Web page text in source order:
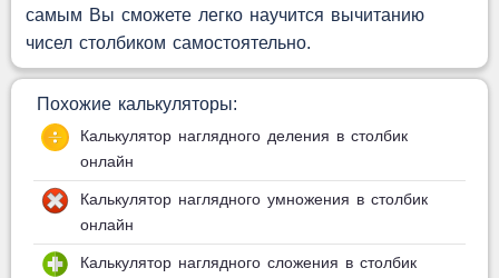
самым Вы сможете легко научится вычитанию
чисел столбиком самостоятельно.
Похожие калькуляторы:
Калькулятор наглядного деления в столбик
онлайн
Калькулятор наглядного умножения в столбик
онлайн
Калькулятор наглядного сложения в столбик